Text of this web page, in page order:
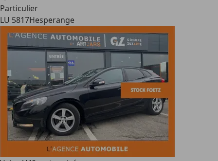
Particulier
LU 5817Hesperange